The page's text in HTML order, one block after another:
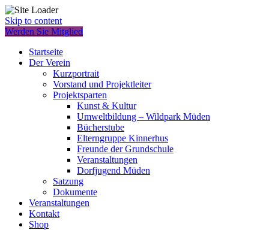
Skip to content
Werden Sie Mitglied
Startseite
Der Verein
Kurzportrait
Vorstand und Projektleiter
Projektsparten
Kunst & Kultur
Umweltbildung – Wildpark Müden
Bücherstube
Elterngruppe Kinnerhus
Freunde der Grundschule
Veranstaltungen
Dorfjugend Müden
Satzung
Dokumente
Veranstaltungen
Kontakt
Shop